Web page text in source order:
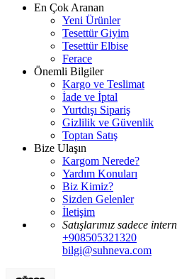
En Çok Aranan
Yeni Ürünler
Tesettür Giyim
Tesettür Elbise
Ferace
Önemli Bilgiler
Kargo ve Teslimat
İade ve İptal
Yurtdışı Sipariş
Gizlilik ve Güvenlik
Toptan Satış
Bize Ulaşın
Kargom Nerede?
Yardım Konuları
Biz Kimiz?
Sizden Gelenler
İletişim
Satışlarımız sadece
+908505321320
bilgi@suhneva.com